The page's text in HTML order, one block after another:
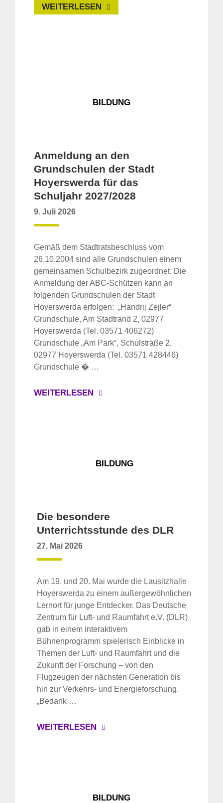
WEITERLESEN
BILDUNG
Anmeldung an den
Grundschulen der Stadt
Hoyerswerda für das
Schuljahr 2027/2028
9. Juli 2026
Gemäß dem Stadtratsbeschluss vom
26.10.2004 sind alle Grundschulen einem
gemeinsamen Schulbezirk zugeordnet. Die
Anmeldung der ABC-Schützen kann an
folgenden Grundschulen der Stadt
Hoyerswerda erfolgen: „Handrij Zejler“
Grundschule, Am Stadtrand 2, 02977
Hoyerswerda (Tel. 03571 406272)
Grundschule „Am Park“, Schulstraße 2,
02977 Hoyerswerda (Tel. 03571 428446)
Grundschule � …
WEITERLESEN
BILDUNG
Die besondere
Unterrichtsstunde des DLR
27. Mai 2026
Am 19. und 20. Mai wurde die Lausitzhalle
Hoyerswerda zu einem außergewöhnlichen
Lernort für junge Entdecker. Das Deutsche
Zentrum für Luft- und Raumfahrt e.V. (DLR)
gab in einem interaktivem
Bühnenprogramm spielerisch Einblicke in
Themen der Luft- und Raumfahrt und die
Zukunft der Forschung – von den
Flugzeugen der nächsten Generation bis
hin zur Verkehrs- und Energieforschung.
„Bedank …
WEITERLESEN
BILDUNG